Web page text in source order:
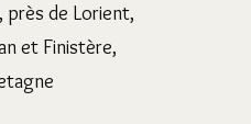
près de Lorient,
et Finistère,